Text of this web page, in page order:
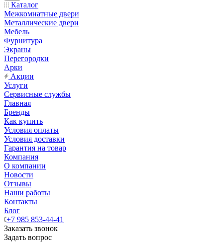
Каталог
Межкомнатные двери
Металлические двери
Мебель
Фурнитура
Экраны
Перегородки
Арки
Акции
Услуги
Сервисные службы
Главная
Бренды
Как купить
Условия оплаты
Условия доставки
Гарантия на товар
Компания
О компании
Новости
Отзывы
Наши работы
Контакты
Блог
+7 985 853-44-41
Заказать звонок
Задать вопрос